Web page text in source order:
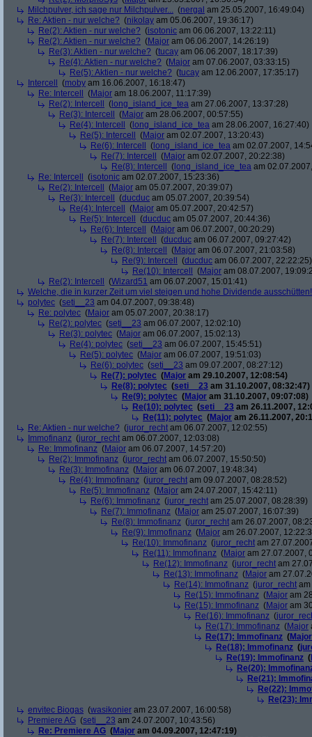
Milchpulver, ich sage nur Milchpulver... (nergal am 25.05.2007, 16:49:04)
Re: Aktien - nur welche? (nikolay am 05.06.2007, 19:36:17)
Re(2): Aktien - nur welche? (isotonic am 06.06.2007, 13:22:11)
Re(2): Aktien - nur welche? (Major am 06.06.2007, 14:26:19)
Re(3): Aktien - nur welche? (tucay am 06.06.2007, 18:17:39)
Re(4): Aktien - nur welche? (Major am 07.06.2007, 03:33:15)
Re(5): Aktien - nur welche? (tucay am 12.06.2007, 17:35:17)
Intercell
(moby am 16.06.2007, 16:18:47)
Re: Intercell
(Major am 18.06.2007, 11:17:39)
Re(2): Intercell
( long_island_ice_tea am 27.06.2007, 13:37:28)
Re(3): Intercell
(Major am 28.06.2007, 00:57:55)
Re(4): Intercell
( long_island_ice_tea am 28.06.2007, 16:27:40)
Re(5): Intercell
(Major am 02.07.2007, 13:20:43)
Re(6): Intercell
( long_island_ice_tea am 02.07.2007,
Re(7): Intercell
(Major am 02.07.2007, 20:22:38)
Re(8): Intercell
( long_island_ice_tea am
Re: Intercell
(isotonic am 02.07.2007, 15:23:36)
Re(2): Intercell
(Major am 05.07.2007, 20:39:07)
Re(3): Intercell
(ducduc am 05.07.2007, 20:39:54)
Re(4): Intercell
(Major am 05.07.2007, 20:42:57)
Re(5): Intercell
(ducduc am 05.07.2007, 20:44:36)
Re(6): Intercell
(Major am 06.07.2007, 00:20:29)
Re(7): Intercell
(ducduc am 06.07.2007, 09:27:42)
Re(8): Intercell
(Major am 06.07.2007, 21:03:58)
Re(9): Intercell
(ducduc am 06.07.2007, 22:22:25)
Re(10): Intercell
(Major am 08.07.2007,
Re(2): Intercell
(Wizard51 am 06.07.2007, 15:01:41)
Welche, die in kurzer Zeit um viel steigen und hohe Dividende
polytec (seti__23 am 04.07.2007, 09:38:48)
Re: polytec (Major am 05.07.2007, 20:38:17)
Re(2): polytec (seti__23 am 06.07.2007, 12:02:10)
Re(3): polytec (Major am 06.07.2007, 15:02:13)
Re(4): polytec (seti__23 am 06.07.2007, 15:45:51)
Re(5): polytec (Major am 06.07.2007, 19:51:03)
Re(6): polytec (seti__23 am 09.07.2007, 08:27:12)
Re(7): polytec (Major am 29.10.2007, 12:08:54)
Re(8): polytec (seti__23 am 31.10.2007, 08:32:47)
Re(9): polytec (Major am 31.10.2007, 09:07:08)
Re(10): polytec (seti__23 am 26.11.2007,
Re(11): polytec (Major am 26.11.2007,
Re: Aktien - nur welche? (juror_recht am 06.07.2007, 12:02:55)
Immofinanz (juror_recht am 06.07.2007, 12:03:08)
Re: Immofinanz (Major am 06.07.2007, 14:57:20)
Re(2): Immofinanz (juror_recht am 06.07.2007, 15:50:50)
Re(3): Immofinanz (Major am 06.07.2007, 19:48:34)
Re(4): Immofinanz (juror_recht am 09.07.2007, 08:28:52)
Re(5): Immofinanz (Major am 24.07.2007, 15:42:11)
Re(6): Immofinanz (juror_recht am 25.07.2007, 08:28:39)
Re(7): Immofinanz (Major am 25.07.2007, 16:07:39)
Re(8): Immofinanz (juror_recht am 26.07.2007,
Re(9): Immofinanz (Major am 26.07.2007,
Re(10): Immofinanz (juror_recht am
Re(11): Immofinanz (Major am 27.07.2007,
Re(12): Immofinanz (juror_recht am
Re(13): Immofinanz (Major am
Re(14): Immofinanz (juror_recht
Re(15): Immofinanz (Major am
Re(15): Immofinanz (Major am
Re(16): Immofinanz (
Re(17): Immofinanz (Major
Re(17): Immofinanz (Major
Re(18): Immofinanz (
Re(19): Immofinanz (
Re(20):
Re(21):
Re(22):
Re(23):
envitec Biogas (wasikonier am 23.07.2007, 16:00:58)
Premiere AG (seti__23 am 24.07.2007, 10:43:56)
Re: Premiere AG (Major am 04.09.2007, 12:47:19)